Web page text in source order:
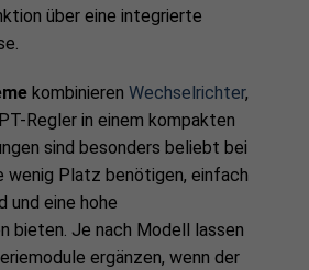
über eine integrierte
kombinieren Wechselrichter,
Regler in einem kompakten
sind besonders beliebt bei
wenig Platz benötigen, einfach
und eine hohe
bieten. Je nach Modell lassen
ergänzen, wenn der